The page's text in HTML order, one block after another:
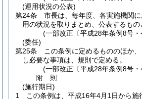
(運用状況の公表)
第24条
市長は、毎年度、各実施機関
用の状況を取りまとめ、公表するもの
(一部改正〔平成28年条例8号
(委任)
第25条
この条例に定めるもののほか
し必要な事項は、規則で定める。
(一部改正〔平成28年条例8号
附 則
(施行期日)
1
この条例は、平成16年4月1日から施